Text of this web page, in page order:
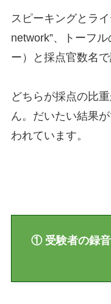
スピーキングとラ
network”、トーフ
ー）と採点官数名で
どちらが採点の比
ん。だいたい結果
われています。
① 受験者の録音